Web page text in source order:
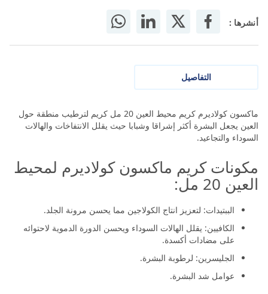
أنشرها :
التفاصيل
ماكسون كولاديرم كريم محيط العين 20 مل كريم لترطيب منطقة حول
العين يجعل البشرة أكثر إشراقا وشبابا حيث يقلل الانتفاخات والهالات
السوداء والتجاعيد.
مكونات كريم ماكسون كولاديرم لمحيط
العين 20 مل:
الببتيدات: لتعزيز انتاج الكولاجين مما يحسن مرونة الجلد.
الكافيين: يقلل الهالات السوداء ويحسن الدورة الدموية لاحتوائه
على مضادات أكسدة.
الجليسرين: لرطوبة البشرة.
عوامل شد البشرة.